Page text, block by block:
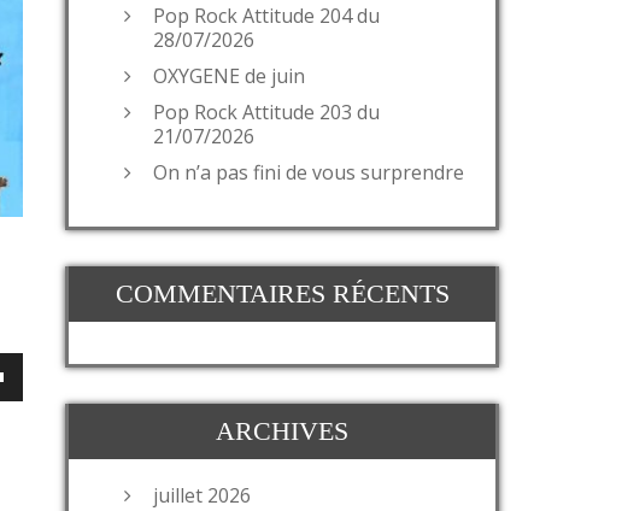
Pop Rock Attitude 204 du
28/07/2026
OXYGENE de juin
Pop Rock Attitude 203 du
21/07/2026
On n’a pas fini de vous surprendre
COMMENTAIRES RÉCENTS
ARCHIVES
juillet 2026